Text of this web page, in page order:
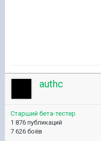
authc
Старший бета-тестер
1 876 публикаций
7 626 боёв